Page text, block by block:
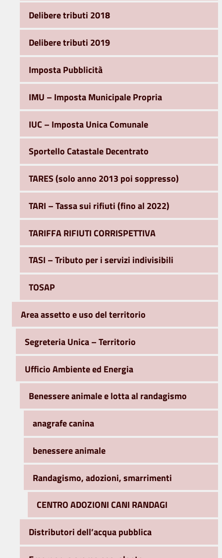
Delibere tributi 2018
Delibere tributi 2019
Imposta Pubblicità
IMU – Imposta Municipale Propria
IUC – Imposta Unica Comunale
Sportello Catastale Decentrato
TARES (solo anno 2013 poi soppresso)
TARI – Tassa sui rifiuti (fino al 2022)
TARIFFA RIFIUTI CORRISPETTIVA
TASI – Tributo per i servizi indivisibili
TOSAP
Area assetto e uso del territorio
Segreteria Unica – Territorio
Ufficio Ambiente ed Energia
Benessere animale e lotta al randagismo
anagrafe canina
benessere animale
Randagismo, adozioni, smarrimenti
CENTRO ADOZIONI CANI RANDAGI
Distributori dell’acqua pubblica